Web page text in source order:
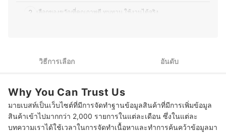
2 เลือกของขวัญที่คุณภาพดี ทนทาน ใช้งานได้จริง
10 ของขวัญขึ้นบ้านใหม่ รวมของใช้ ของมงคล
วิธีการเลือก อันดับ
Why You Can Trust Us
มายเบสท์เป็นเว็บไซต์ที่มีการจัดทำฐานข้อมูลสินค้าที่มีการเพิ่มข้อมูล
สินค้าเข้าไปมากกว่า 2,000 รายการในแต่ละเดือน ซึ่งในแต่ละ
บทความเราได้ใช้เวลาในการจัดทำเนื้อหาและทำการค้นคว้าข้อมูลมา